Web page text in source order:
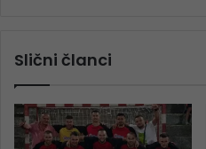
Slični članci